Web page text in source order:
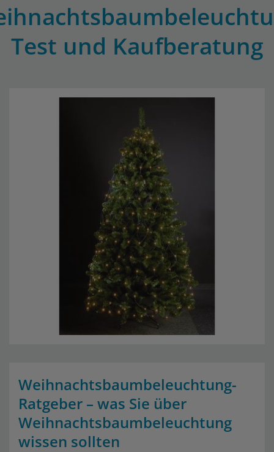
Test und Kaufberatung
Weihnachtsbaumbeleuchtung-
Ratgeber – was Sie über
Weihnachtsbaumbeleuchtung
wissen sollten